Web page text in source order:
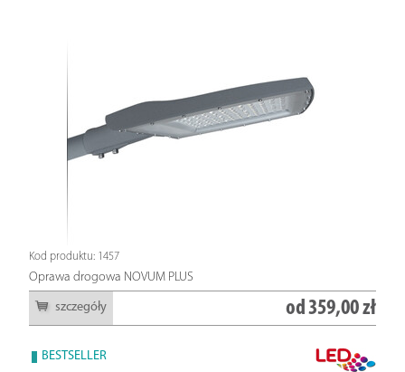
Kod produktu: 1457
Oprawa drogowa NOVUM PLUS
szczegóły od359,00 zł
BESTSELLER